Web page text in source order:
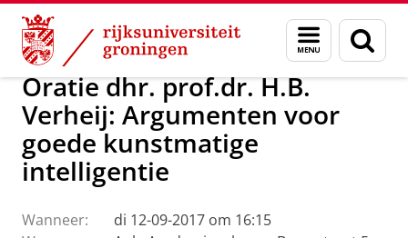
Skip
Content
Skip
Navigation
Menu
en
zoeken
Over ons Actueel Evenementen Oraties
Oratie dhr. prof.dr. H.B.
Verheij: Argumenten voor
goede kunstmatige
intelligentie
Wanneer:
di 12-09-2017 om 16:15